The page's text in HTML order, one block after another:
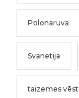
Polonaruva
Svanetija
taizemes